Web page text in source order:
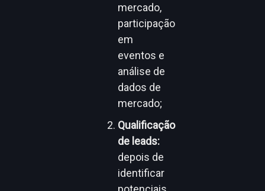
mercado,
participação
em
eventos e
análise de
dados de
mercado;
Qualificação
de leads:
depois de
identificar